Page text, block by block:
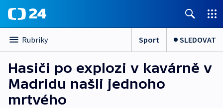
Rubriky Sport SLEDOVAT
Hasiči po explozi v kavárně v
Madridu našli jednoho
mrtvého